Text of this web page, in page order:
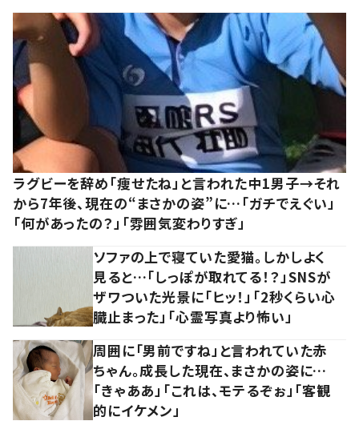
ラグビーを辞め「痩せたね」と言われた中1男子→それ
から7年後、現在の“まさかの姿”に…「ガチでえぐい」
「何があったの？」「雰囲気変わりすぎ」
ソファの上で寝ていた愛猫。しかしよく
見ると…「しっぽが取れてる！？」SNSが
ザワついた光景に「ヒッ！」「2秒くらい心
臓止まった」「心霊写真より怖い」
周囲に「男前ですね」と言われていた赤
ちゃん。成長した現在、まさかの姿に…
「きゃああ」「これは、モテるぞぉ」「客観
的にイケメン」